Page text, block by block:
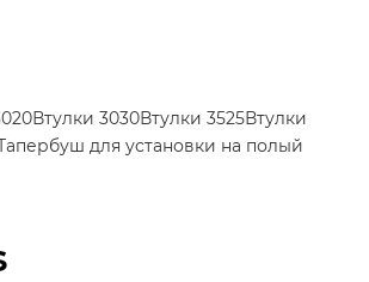
Втулки 3030Втулки 3525Втулки
для установки на полый